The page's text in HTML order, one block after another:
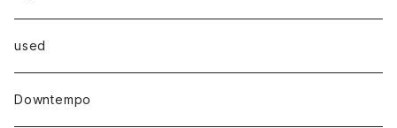
used
Downtempo